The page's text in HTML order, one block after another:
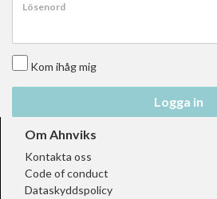
Lösenord
Kom ihåg mig
Logga in
Om Ahnviks
Kontakta oss
Code of conduct
Dataskyddspolicy